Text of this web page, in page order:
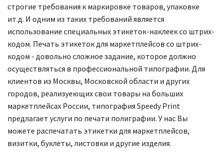
строгие требования к маркировке товаров, упаковке
ит.д. И одним из таких требований является
использование специальных этикеток-наклеек со штрих-
кодом. Печать этикеток для маркетплейсов со штрих-
кодом - довольно сложное задание, которое должно
осуществляться в профессиональной типографии. Для
клиентов из Москвы, Московской области и других
городов, реализуеющих свои товары на больших
маркетплейсах России, типография Speedy Print
предлагает услуги по печати полиграфии. У нас Вы
можете распечатать этикетки для маркетплейсов,
визитки, буклеты, листовки и другие изделия.